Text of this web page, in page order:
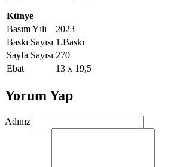
Künye
Basım Yılı
2023
Baskı Sayısı 1.Baskı
Sayfa Sayısı 270
Ebat
13 x 19,5
Yorum Yap
Adınız